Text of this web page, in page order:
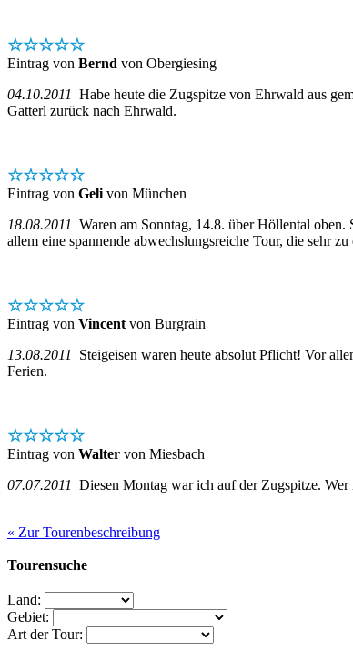
☆☆☆☆☆
Eintrag von Bernd von Obergiesing
04.10.2011 Habe heute die Zugspitze von Ehrwald aus
Gatterl zurück nach Ehrwald.
☆☆☆☆☆
Eintrag von Geli von München
18.08.2011 Waren am Sonntag, 14.8. über Höllental
allem eine spannende abwechslungsreiche Tour, die sehr zu
☆☆☆☆☆
Eintrag von Vincent von Burgrain
13.08.2011
Steigeisen waren heute absolut Pflicht! Vor
Ferien.
☆☆☆☆☆
Eintrag von Walter von Miesbach
07.07.2011 Diesen Montag war ich auf der Zugspitze.
« Zur Tourenbeschreibung
Tourensuche
Land:
Gebiet:
Art der Tour: